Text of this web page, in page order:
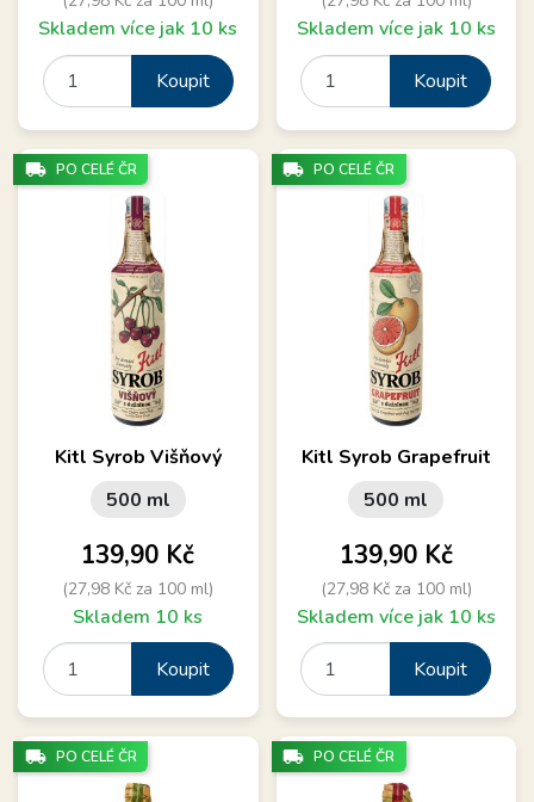
Skladem více jak 10 ks
Koupit
Skladem více jak 10 ks
Koupit
Kitl Syrob Višňový
500 ml
Cena
139,90 Kč
(27,98 Kč za 100 ml)
Skladem 10 ks
Koupit
local_shipping PO CELÉ ČR
Kitl Syrob Grapefruit
500 ml
Cena
139,90 Kč
(27,98 Kč za 100 ml)
Skladem více jak 10 ks
Koupit
local_shipping PO CELÉ ČR
local_shipping PO CELÉ ČR local_shipping PO CELÉ ČR